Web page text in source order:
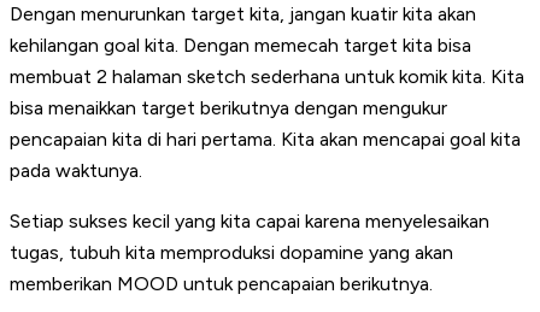
Dengan menurunkan target kita, jangan kuatir kita akan
kehilangan goal kita. Dengan memecah target kita bisa
membuat 2 halaman sketch sederhana untuk komik kita. Kita
bisa menaikkan target berikutnya dengan mengukur
pencapaian kita di hari pertama. Kita akan mencapai goal kita
pada waktunya.
Setiap sukses kecil yang kita capai karena menyelesaikan
tugas, tubuh kita memproduksi dopamine yang akan
memberikan MOOD untuk pencapaian berikutnya.